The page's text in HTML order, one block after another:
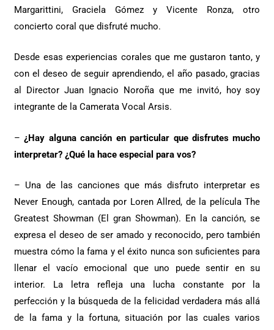
Margarittini, Graciela Gómez y Vicente Ronza, otro
concierto coral que disfruté mucho.
Desde esas experiencias corales que me gustaron tanto, y
con el deseo de seguir aprendiendo, el año pasado, gracias
al Director Juan Ignacio Noroña que me invitó, hoy soy
integrante de la Camerata Vocal Arsis.
–¿Hay alguna canción en particular que disfrutes mucho
interpretar? ¿Qué la hace especial para vos?
– Una de las canciones que más disfruto interpretar es
Never Enough, cantada por Loren Allred, de la película The
Greatest Showman (El gran Showman). En la canción, se
expresa el deseo de ser amado y reconocido, pero también
muestra cómo la fama y el éxito nunca son suficientes para
llenar el vacío emocional que uno puede sentir en su
interior. La letra refleja una lucha constante por la
perfección y la búsqueda de la felicidad verdadera más allá
de la fama y la fortuna, situación por las cuales varios